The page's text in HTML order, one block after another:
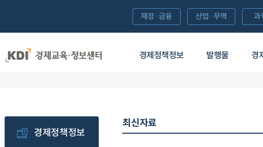
경제정책정보 발행물 경
재정·금융 산업·무역 과
경제정책정보
최신자료